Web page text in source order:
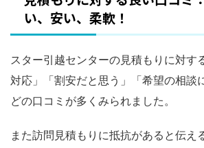
い、安い、柔軟！
スター引越センターの見積もりに対す
対応」「割安だと思う」「希望の相談
どの口コミが多くみられました。
また訪問見積もりに抵抗があると伝え